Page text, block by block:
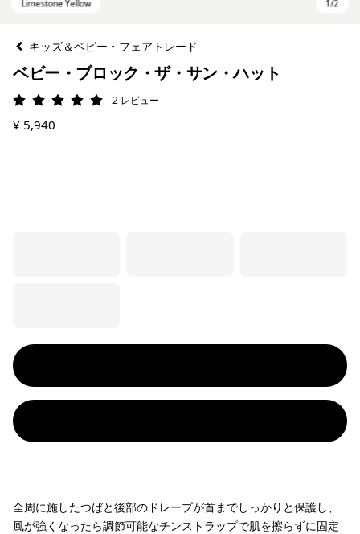
キッズ＆ベビー・フェアトレード
ベビー・ブロック・ザ・サン・ハット
評価: 5 / 5 2 レビュー
¥ 5,940
全周に施したつばと後部のドレープが首までしっかりと保護し、
風が強くなったら調節可能なチンストラップで肌を擦らずに固定